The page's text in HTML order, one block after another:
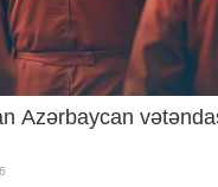
Azərbaycan